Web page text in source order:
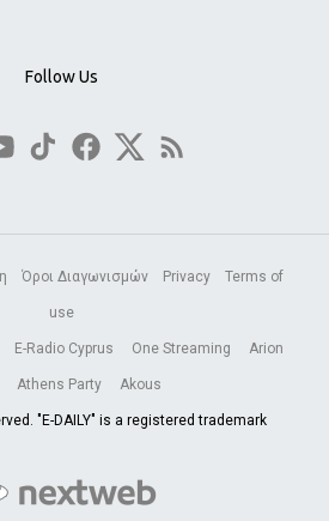
Follow Us
Όροι Διαγωνισμών Privacy Terms of
use
E-Radio Cyprus One Streaming Arion
Athens Party Akous
"E-DAILY" is a registered trademark